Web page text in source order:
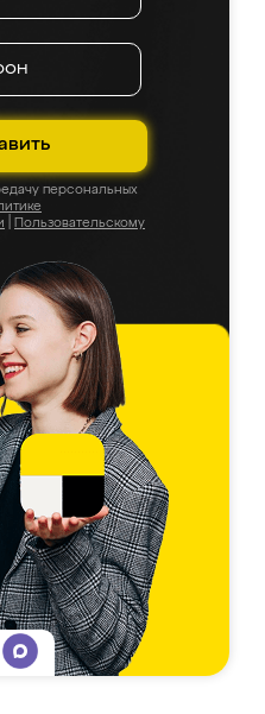
персональных
Пользовательскому